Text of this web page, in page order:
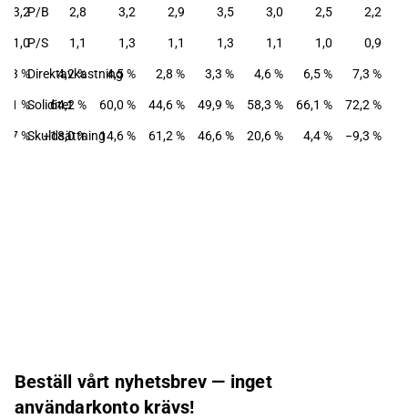
P/B
3,2 2,8 3,2 2,9 3,5 3,0 2,5 2,2
P/S
1,0 1,1 1,3 1,1 1,3 1,1 1,0 0,9
Direktavkastning
5,3 % 4,2 % 4,5 % 2,8 % 3,3 % 4,6 % 6,5 % 7,3 %
Soliditet
% 64,2 % 60,0 % 44,6 % 49,9 % 58,3 % 66,1 % 72,2 %
Skuldsättning
% −18,0 % 14,6 % 61,2 % 46,6 % 20,6 % 4,4 % −9,3 %
Beställ vårt nyhetsbrev — inget
användarkonto krävs!